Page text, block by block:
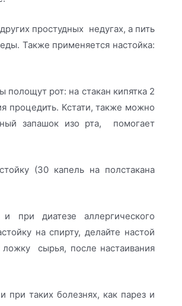
простудных недугах, а пить
Также применяется настойка:
полощут рот: на стакан кипятка 2
процедить. Кстати, также можно
запашок изо рта, помогает
(30 капель на полстакана
при диатезе аллергического
на спирту, делайте настой
ложку сырья, после настаивания
таких болезнях, как парез и